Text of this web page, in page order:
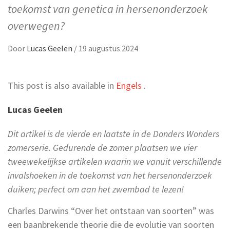
toekomst van genetica in hersenonderzoek
overwegen?
Door Lucas Geelen / 19 augustus 2024
This post is also available in Engels .
Lucas Geelen
Dit artikel is de vierde en laatste in de Donders Wonders
zomerserie. Gedurende de zomer plaatsen we vier
tweewekelijkse artikelen waarin we vanuit verschillende
invalshoeken in de toekomst van het hersenonderzoek
duiken; perfect om aan het zwembad te lezen!
Charles Darwins “Over het ontstaan van soorten” was
een baanbrekende theorie die de evolutie van soorten